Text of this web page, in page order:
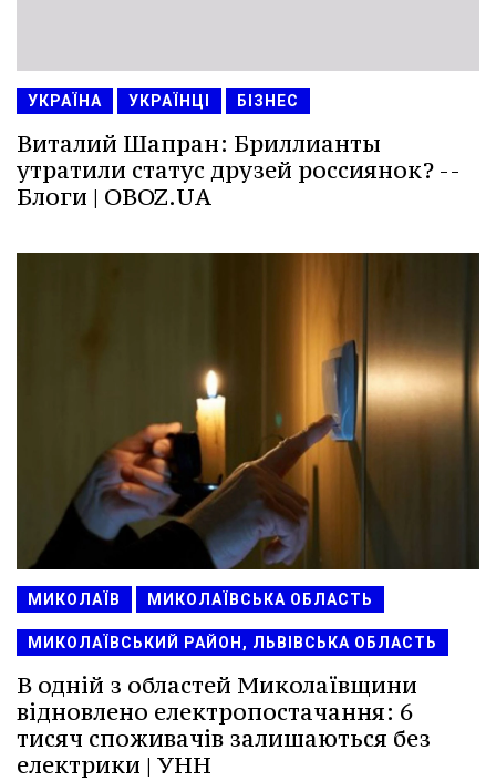
УКРАЇНА УКРАЇНЦІ БІЗНЕС
Виталий Шапран: Бриллианты
утратили статус друзей россиянок? --
Блоги | OBOZ.UA
МИКОЛАЇВ МИКОЛАЇВСЬКА ОБЛАСТЬ
МИКОЛАЇВСЬКИЙ РАЙОН, ЛЬВІВСЬКА ОБЛАСТЬ
В одній з областей Миколаївщини
відновлено електропостачання: 6
тисяч споживачів залишаються без
електрики | УНН